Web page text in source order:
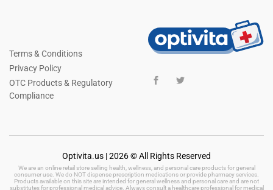
Terms & Conditions
Privacy Policy
OTC Products & Regulatory
Compliance
Optivita.us | 2026 © All Rights Reserved
We are an online retail store selling health, wellness, and personal care products for general
consumer use. We do NOT dispense prescription medications or provide pharmacy services.
Products available on this site are intended for general wellness and personal care and are not
substitutes for professional medical advice. Always consult a healthcare professional for medical